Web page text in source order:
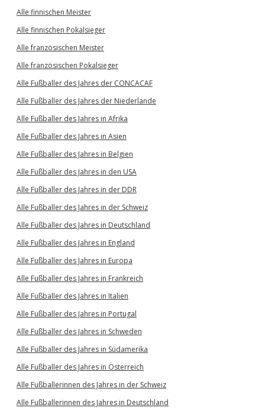
Alle finnischen Meister
Alle finnischen Pokalsieger
Alle französischen Meister
Alle französischen Pokalsieger
Alle Fußballer des Jahres der CONCACAF
Alle Fußballer des Jahres der Niederlande
Alle Fußballer des Jahres in Afrika
Alle Fußballer des Jahres in Asien
Alle Fußballer des Jahres in Belgien
Alle Fußballer des Jahres in den USA
Alle Fußballer des Jahres in der DDR
Alle Fußballer des Jahres in der Schweiz
Alle Fußballer des Jahres in Deutschland
Alle Fußballer des Jahres in England
Alle Fußballer des Jahres in Europa
Alle Fußballer des Jahres in Frankreich
Alle Fußballer des Jahres in Italien
Alle Fußballer des Jahres in Portugal
Alle Fußballer des Jahres in Schweden
Alle Fußballer des Jahres in Südamerika
Alle Fußballer des Jahres in Österreich
Alle Fußballerinnen des Jahres in der Schweiz
Alle Fußballerinnen des Jahres in Deutschland